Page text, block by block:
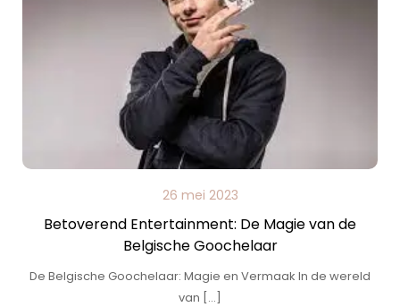
26 mei 2023
Betoverend Entertainment: De Magie van de
Belgische Goochelaar
De Belgische Goochelaar: Magie en Vermaak In de wereld
van […]